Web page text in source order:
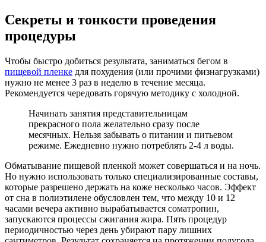
Секреты и тонкости проведения
процедуры
Чтобы быстро добиться результата, заниматься бегом в
пищевой пленке для похудения (или прочими физнагрузками)
нужно не менее 3 раз в неделю в течение месяца.
Рекомендуется чередовать горячую методику с холодной.
Начинать занятия представительницам
прекрасного пола желательно сразу после
месячных. Нельзя забывать о питании и питьевом
режиме. Ежедневно нужно потреблять 2-4 л воды.
Обматывание пищевой пленкой может совершаться и на ночь.
Но нужно использовать только специализированные составы,
которые разрешено держать на коже несколько часов. Эффект
от сна в полиэтилене обусловлен тем, что между 10 и 12
часами вечера активно вырабатывается соматропин,
запускаются процессы сжигания жира. Пять процедур
периодичностью через день убирают пару лишних